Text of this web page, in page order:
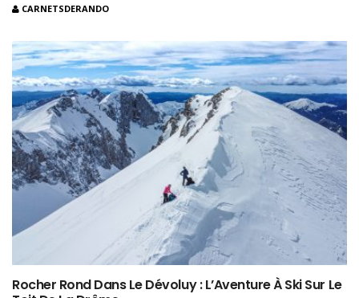
CARNETSDERANDO
Rocher Rond Dans Le Dévoluy : L’Aventure À Ski Sur Le